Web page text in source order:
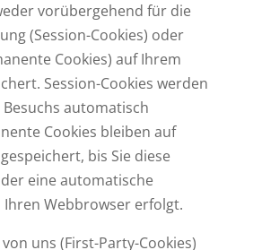
vorübergehend für die
(Session-Cookies) oder
Cookies) auf Ihrem
Session-Cookies werden
automatisch
Cookies bleiben auf
bis Sie diese
eine automatische
Webbrowser erfolgt.
uns (First-Party-Cookies)